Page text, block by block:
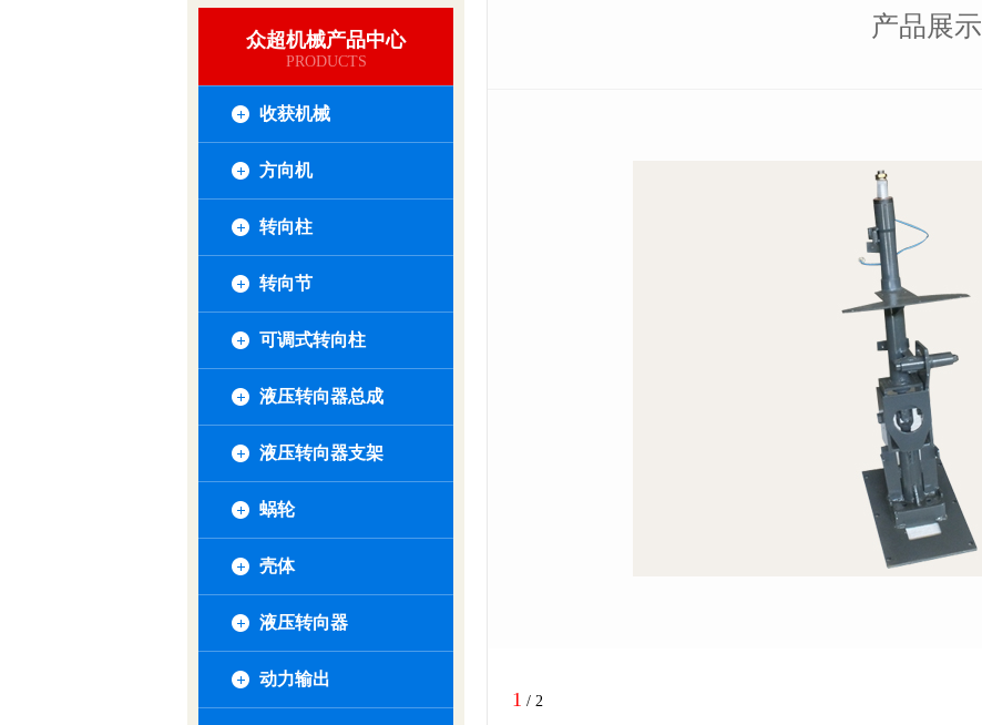
众超机械产品中心
PRODUCTS
收获机械
方向机
转向柱
转向节
可调式转向柱
液压转向器总成
液压转向器支架
蜗轮
壳体
液压转向器
动力输出
产品展示
1 / 2